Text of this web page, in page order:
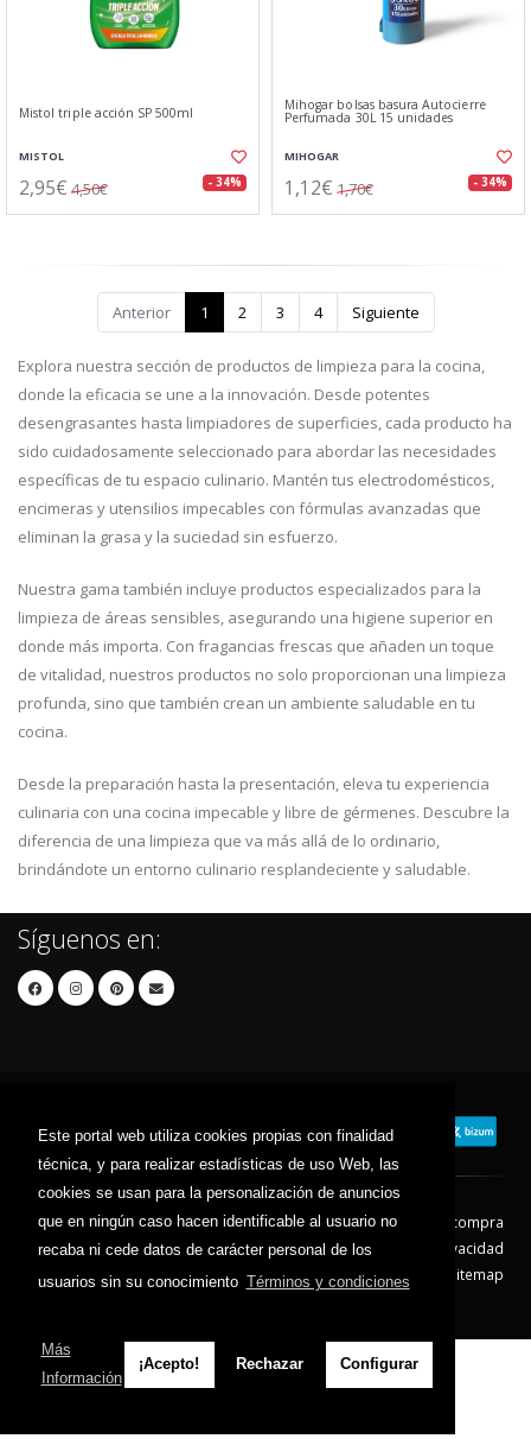
Este portal web utiliza cookies propias con finalidad
técnica, y para realizar estadísticas de uso Web, las
cookies se usan para la personalización de anuncios
que en ningún caso hacen identificable al usuario no
recaba ni cede datos de carácter personal de los
usuarios sin su conocimiento Términos y condiciones
Más
Información
¡Acepto! Rechazar Configurar
Mistol triple acción SP 500ml
MISTOL
2,95€ 4,50€ - 34%
Mihogar bolsas basura Autocierre
Perfumada 30L 15 unidades
MIHOGAR
1,12€ 1,70€ - 34%
Anterior 1 2 3 4 Siguiente
Explora nuestra sección de productos de limpieza para la cocina,
donde la eficacia se une a la innovación. Desde potentes
desengrasantes hasta limpiadores de superficies, cada producto ha
sido cuidadosamente seleccionado para abordar las necesidades
específicas de tu espacio culinario. Mantén tus electrodomésticos,
encimeras y utensilios impecables con fórmulas avanzadas que
eliminan la grasa y la suciedad sin esfuerzo.
Nuestra gama también incluye productos especializados para la
limpieza de áreas sensibles, asegurando una higiene superior en
donde más importa. Con fragancias frescas que añaden un toque
de vitalidad, nuestros productos no solo proporcionan una limpieza
profunda, sino que también crean un ambiente saludable en tu
cocina.
Desde la preparación hasta la presentación, eleva tu experiencia
culinaria con una cocina impecable y libre de gérmenes. Descubre la
diferencia de una limpieza que va más allá de lo ordinario,
brindándote un entorno culinario resplandeciente y saludable.
Síguenos en:
Contacto Aviso Legal
Condiciones de compra
Política de envíos
Política de devolución
Política de Privacidad
Política de Cookies
Sitemap